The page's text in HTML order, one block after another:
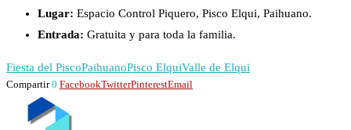
Lugar: Espacio Control Piquero, Pisco Elqui, Paihuano.
Entrada: Gratuita y para toda la familia.
Fiesta del PiscoPaihuanoPisco ElquiValle de Elqui
Compartir 0 FacebookTwitterPinterestEmail